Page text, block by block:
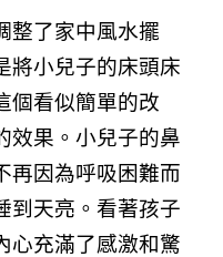
整了家中風水擺
將小兒子的床頭床
個看似簡單的改
效果。小兒子的鼻
再因為呼吸困難而
到天亮。看著孩子
心充滿了感激和驚